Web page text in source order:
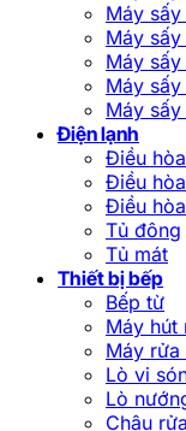
Máy
Máy
Máy sấy
Máy
Máy
Điện lạnh
Điều hòa
Điều
Điều
Tủ đông
Tủ mát
Thiết bị bếp
Bếp từ
Máy hút
Máy rửa
Lò vi
Lò
Chậu rửa